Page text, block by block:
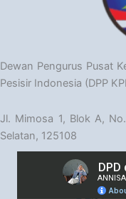
Dewan Pengurus Pusat
Pesisir Indonesia (DPP
Jl. Mimosa 1, Blok A,
Selatan, 125108